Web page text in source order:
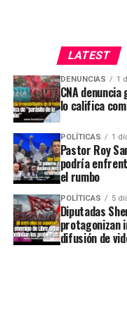
LATEST
DENUNCIAS 1
CNA
lo califica
POLÍTICAS 1
Pastor Roy
podría
el rumbo
POLÍTICAS 5
Diputadas
protagonizan
difusión de